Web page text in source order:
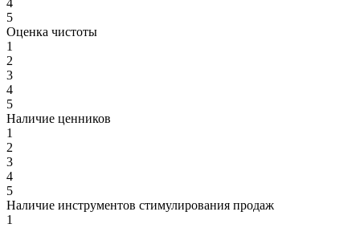
4
5
Оценка чистоты
1
2
3
4
5
Наличие ценников
1
2
3
4
5
Наличие инструментов стимулирования продаж
1